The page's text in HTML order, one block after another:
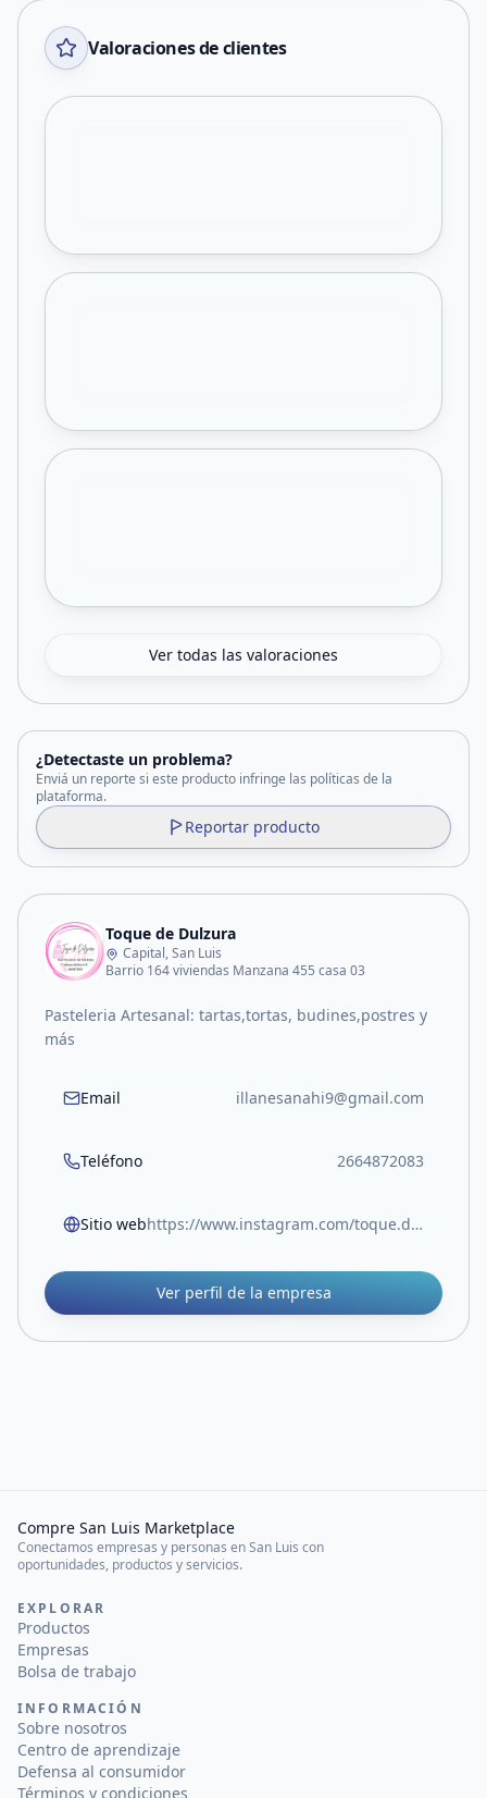
Valoraciones de clientes
Ver todas las valoraciones
¿Detectaste un problema?
Enviá un reporte si este producto infringe las políticas de la
plataforma.
Reportar producto
Toque de Dulzura
Capital, San Luis
Barrio 164 viviendas Manzana 455 casa 03
Pasteleria Artesanal: tartas,tortas, budines,postres y
más
Email illanesanahi9@gmail.com
Teléfono 2664872083
Sitio web https://www.instagram.com/toque.dedulzura19?igsh=MTdiczhieHExbHp1Yw==
Ver perfil de la empresa
Compre San Luis Marketplace
Conectamos empresas y personas en San Luis con
oportunidades, productos y servicios.
EXPLORAR
Productos
Empresas
Bolsa de trabajo
INFORMACIÓN
Sobre nosotros
Centro de aprendizaje
Defensa al consumidor
Términos y condiciones